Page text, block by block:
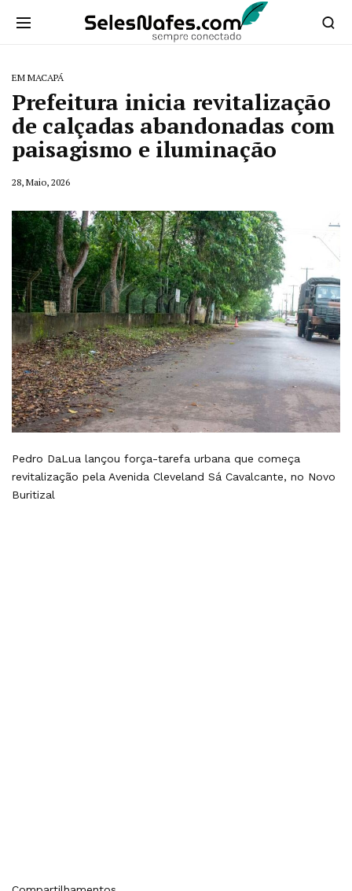
EM MACAPÁ
Prefeitura inicia revitalização
de calçadas abandonadas com
paisagismo e iluminação
28, Maio, 2026
Pedro DaLua lançou força-tarefa urbana que começa
revitalização pela Avenida Cleveland Sá Cavalcante, no Novo
Buritizal